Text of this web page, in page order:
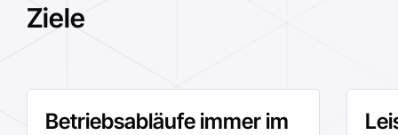
Ziele
Betriebsabläufe immer im